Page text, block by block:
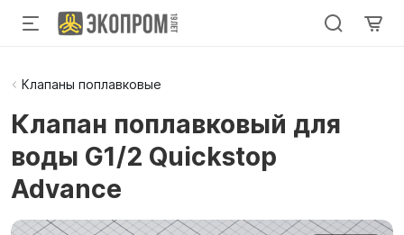
Клапаны поплавковые
Клапан поплавковый для
воды G1/2 Quickstop
Advance